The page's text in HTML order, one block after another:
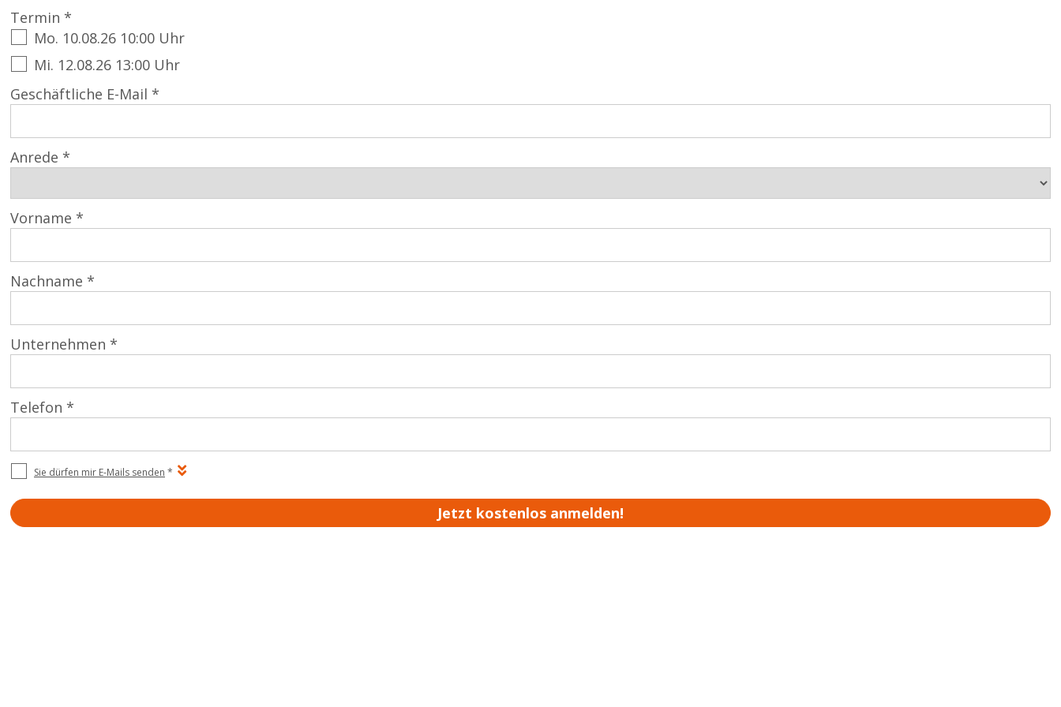
Termin *
Mo. 10.08.26 10:00 Uhr
Mi. 12.08.26 13:00 Uhr
Geschäftliche E-Mail *
Anrede *
Vorname *
Nachname *
Unternehmen *
Telefon *
Sie dürfen mir E-Mails senden *
Jetzt kostenlos anmelden!